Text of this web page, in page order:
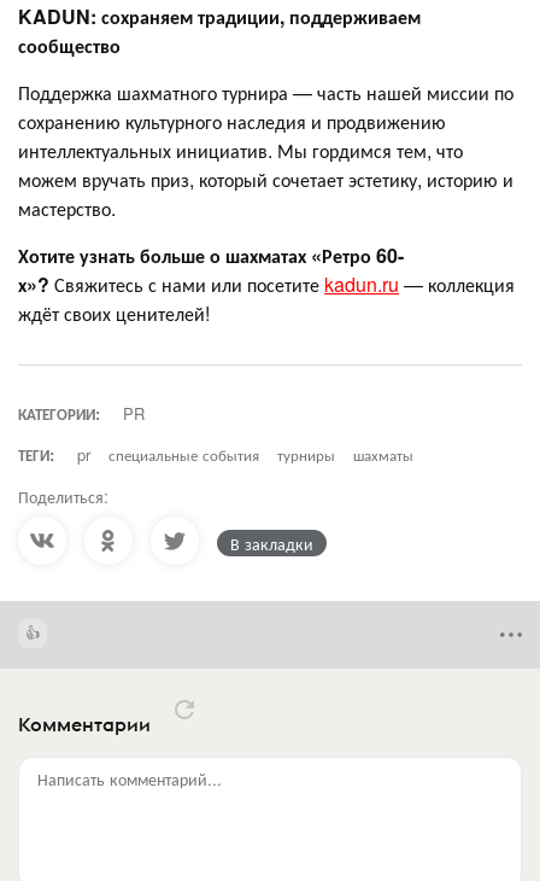
KADUN: сохраняем традиции, поддерживаем
сообщество
Поддержка шахматного турнира — часть нашей миссии по
сохранению культурного наследия и продвижению
интеллектуальных инициатив. Мы гордимся тем, что
можем вручать приз, который сочетает эстетику, историю и
мастерство.
Хотите узнать больше о шахматах «Ретро 60-
х»? Свяжитесь с нами или посетите kadun.ru — коллекция
ждёт своих ценителей!
КАТЕГОРИИ:
PR
ТЕГИ:
pr специальные события турниры шахматы
Поделиться:
В закладки
Комментарии
Написать комментарий...